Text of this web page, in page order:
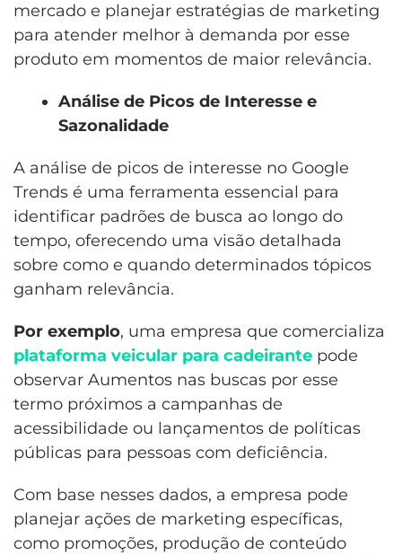
mercado e planejar estratégias de marketing
para atender melhor à demanda por esse
produto em momentos de maior relevância.
Análise de Picos de Interesse e
Sazonalidade
A análise de picos de interesse no Google
Trends é uma ferramenta essencial para
identificar padrões de busca ao longo do
tempo, oferecendo uma visão detalhada
sobre como e quando determinados tópicos
ganham relevância.
Por exemplo, uma empresa que comercializa
plataforma veicular para cadeirante pode
observar Aumentos nas buscas por esse
termo próximos a campanhas de
acessibilidade ou lançamentos de políticas
públicas para pessoas com deficiência.
Com base nesses dados, a empresa pode
planejar ações de marketing específicas,
como promoções, produção de conteúdo